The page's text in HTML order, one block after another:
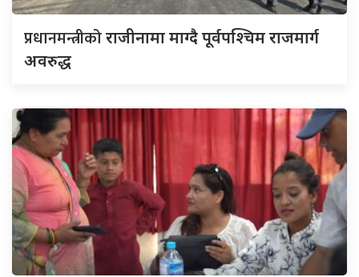
प्रधानमन्त्रीकोराजीनामा माग्दै पूर्वपश्चिम राजमार्ग
अवरुद्ध